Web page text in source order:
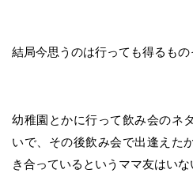
結局今思うのは行っても得るもの
幼稚園とかに行って飲み会のネ
いで、その後飲み会で出逢えた
き合っているというママ友はいな